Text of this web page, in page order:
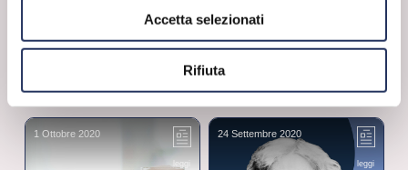
Accetta selezionati
Rifiuta
1 Ottobre 2020
leggi
24 Settembre 2020
leggi